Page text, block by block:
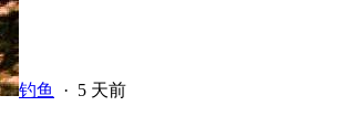
钓鱼 · 5 天前